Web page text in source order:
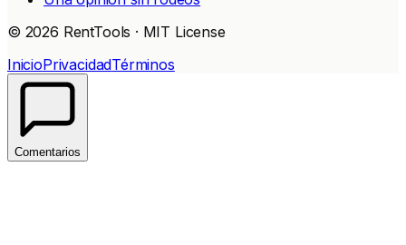
© 2026 RentTools · MIT License
InicioPrivacidadTérminos
Comentarios